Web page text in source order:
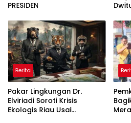
PRESIDEN
ke
Berita
Pakar Lingkungan Dr.
Elviriadi Soroti Krisis
Ekologis Riau Usai